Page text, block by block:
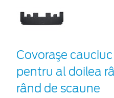
Covoraşe
pentru al doilea
rând de scaune